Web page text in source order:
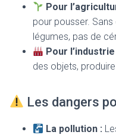
Pour
pour pousser.
légumes, pas de
Pour l’industrie
des objets,
Les dangers
La pollution :